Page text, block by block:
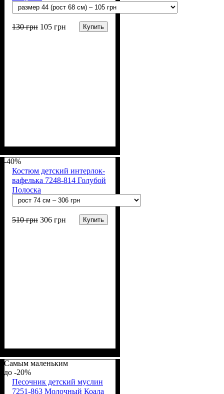
130грн 105 грн Купить
-40%
Костюм детский интерлок-
вафелька 7248-814 Голубой
Полоска
510грн 306 грн Купить
вафелька (100% хлопок)
Самым маленьким
-20%
Песочник детский муслин
7251-863 Молочный Коала